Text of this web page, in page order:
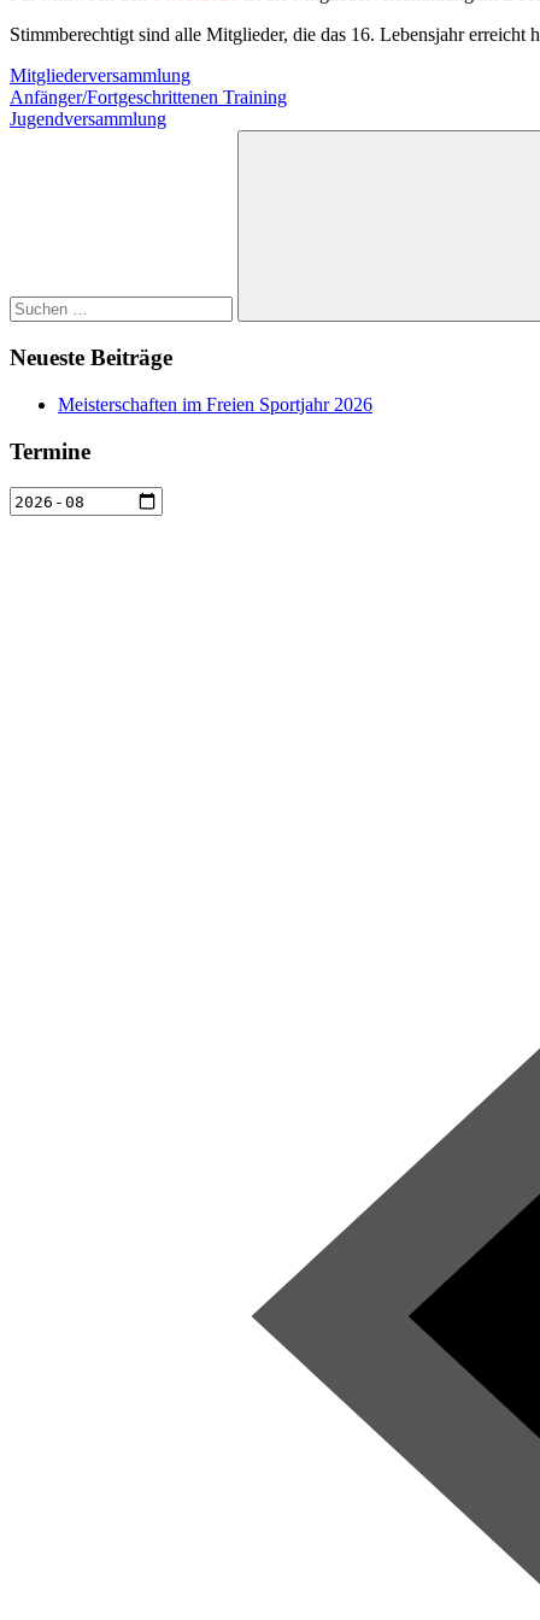
Stimmberechtigt sind alle Mitglieder, die das 16. Lebensjahr erreicht
Mitgliederversammlung
Beitragsnavigation
Vorheriger
Beitrag:
Anfänger/Fortgeschrittenen Training
Nächster
Jugendversammlung
Suchen
Neueste Beiträge
Meisterschaften im Freien Sportjahr 2026
Termine